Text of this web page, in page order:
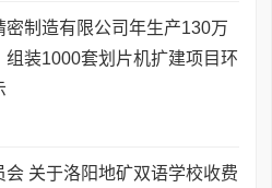
制造有限公司年生产130万
装1000套划片机扩建项目环
关于洛阳地矿双语学校收费